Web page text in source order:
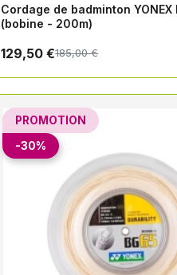
Cordage de badminton YONEX
(bobine - 200m)
129,50 €185,00 €
PROMOTION
-30%